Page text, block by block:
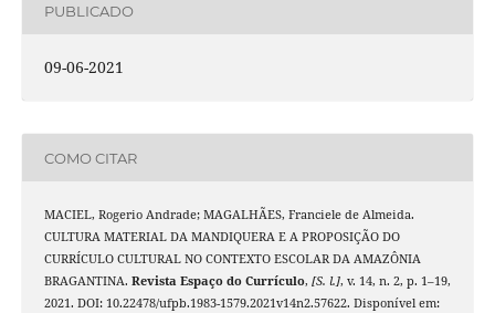
PUBLICADO
09-06-2021
COMO CITAR
MACIEL, Rogerio Andrade; MAGALHÃES, Franciele de Almeida.
CULTURA MATERIAL DA MANDIQUERA E A PROPOSIÇÃO DO
CURRÍCULO CULTURAL NO CONTEXTO ESCOLAR DA AMAZÔNIA
BRAGANTINA. Revista Espaço do Currículo, [S. l.], v. 14, n. 2, p. 1–19,
2021. DOI: 10.22478/ufpb.1983-1579.2021v14n2.57622. Disponível em: